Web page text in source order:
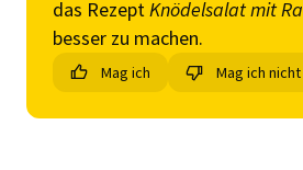
das RezeptKnödelsalat mit
besser zu machen.
Mag ich Mag ich nicht